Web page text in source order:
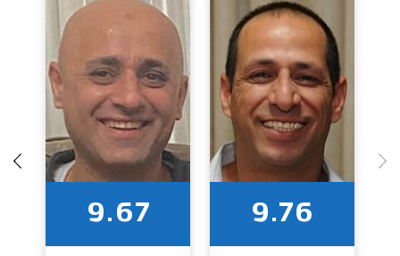
9.76
9.67